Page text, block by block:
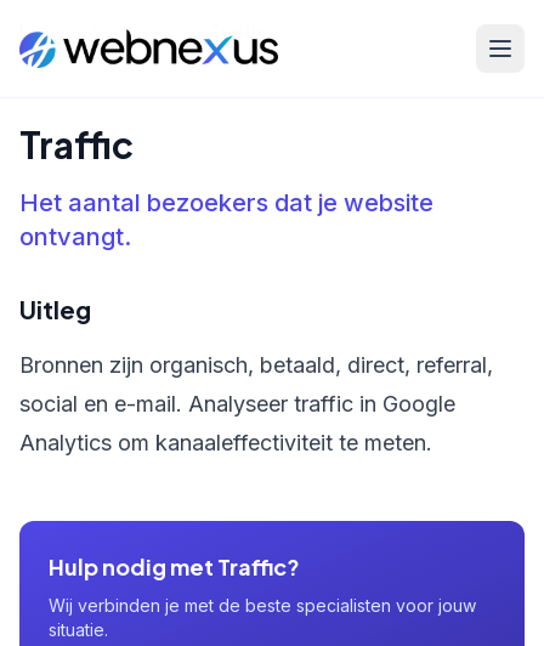
Home Kennisbank Traffic
Traffic
Het aantal bezoekers dat je website
ontvangt.
Uitleg
Bronnen zijn organisch, betaald, direct, referral,
social en e-mail. Analyseer traffic in Google
Analytics om kanaaleffectiviteit te meten.
Hulp nodig met Traffic?
Wij verbinden je met de beste specialisten voor jouw
situatie.